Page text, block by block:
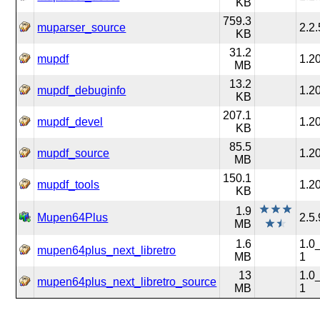
KB
muparser_source
759.3
KB
mupdf
31.2
MB
mupdf_debuginfo
13.2
KB
mupdf_devel
207.1
KB
mupdf_source
85.5
MB
mupdf_tools
150.1
KB
Mupen64Plus
1.9
MB
mupen64plus_next_libretro
1.6
MB
1
mupen64plus_next_libretro_source
13
MB
1